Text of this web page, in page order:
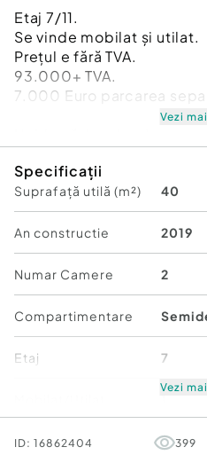
Etaj 7/11.
Se vinde mobilat și utilat.
Prețul e fără TVA.
93.000+ TVA.
7.000 Euro parcarea
Id intern: P173975
Confort:1
Tip imobil:Bloc de
Număr Băi:1
Nr. locuri parcare:
Vezi
Specificații
Suprafață utilă (m²) 40
An constructie 2019
Numar Camere 2
Compartimentare
Etaj 7
Număr niveluri imobil 11
Vezi
ID: 16862404 399